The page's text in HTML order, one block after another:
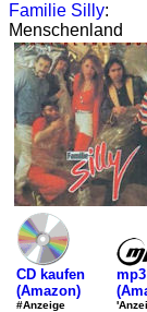
Familie Silly:
Menschenland
CD kaufen
(Amazon)
#Anzeige